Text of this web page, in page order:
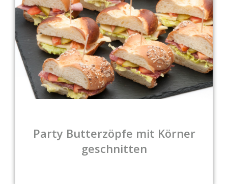
Party Butterzöpfe mit Körner
geschnitten